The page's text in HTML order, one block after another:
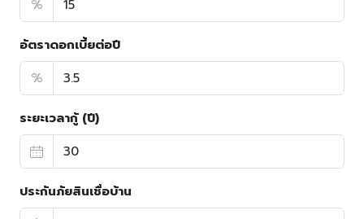
%
อัตราดอกเบี้ยต่อปี
%
ระยะเวลากู้ (ปี)
ประกันภัยสินเชื่อบ้าน